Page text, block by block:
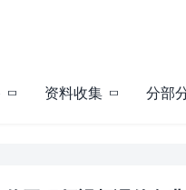
资料收集 分部